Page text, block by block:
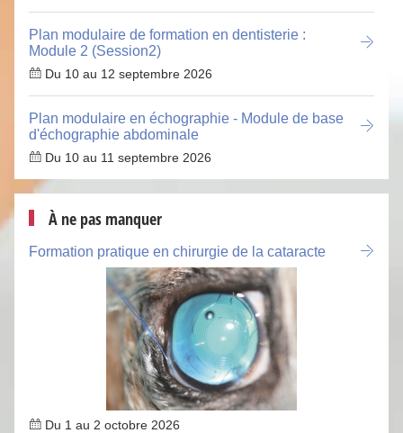
Plan modulaire de formation en dentisterie :
Module 2 (Session2)
Du 10 au 12 septembre 2026
Plan modulaire en échographie - Module de base
d'échographie abdominale
Du 10 au 11 septembre 2026
À ne pas manquer
Formation pratique en chirurgie de la cataracte
Du 1 au 2 octobre 2026